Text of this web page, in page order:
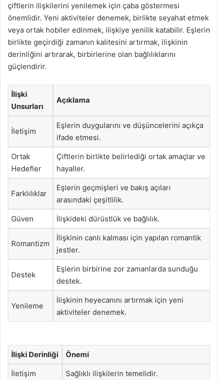
çiftlerin ilişkilerini yenilemek için çaba göstermesi
önemlidir. Yeni aktiviteler denemek, birlikte seyahat etmek
veya ortak hobiler edinmek, ilişkiye yenilik katabilir. Eşlerin
birlikte geçirdiği zamanın kalitesini artırmak, ilişkinin
derinliğini artırarak, birbirlerine olan bağlılıklarını
güçlendirir.
İlişki
Unsurları
Açıklama
İletişim
Eşlerin duygularını ve düşüncelerini açıkça
ifade etmesi.
Ortak
Hedefler
Çiftlerin birlikte belirlediği ortak amaçlar ve
hayaller.
Farklılıklar
Eşlerin geçmişleri ve bakış açıları
arasındaki çeşitlilik.
Güven İlişkideki dürüstlük ve bağlılık.
Romantizm
İlişkinin canlı kalması için yapılan romantik
jestler.
Destek
Eşlerin birbirine zor zamanlarda sunduğu
destek.
Yenileme
İlişkinin heyecanını artırmak için yeni
aktiviteler denemek.
İlişki Derinliği Önemi
İletişim Sağlıklı ilişkilerin temelidir.